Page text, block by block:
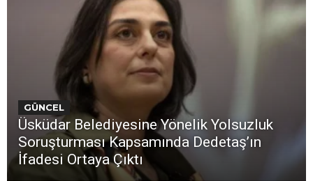
GÜNCEL
Üsküdar Belediyesine Yönelik Yolsuzluk
Soruşturması Kapsamında Dedetaş’ın
İfadesi Ortaya Çıktı